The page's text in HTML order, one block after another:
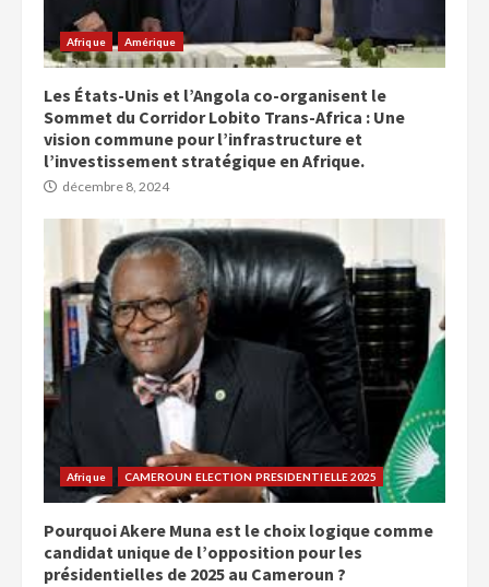
Afrique Amérique
Les États-Unis et l’Angola co-organisent le
Sommet du Corridor Lobito Trans-Africa : Une
vision commune pour l’infrastructure et
l’investissement stratégique en Afrique.
décembre 8, 2024
Afrique CAMEROUN ELECTION PRESIDENTIELLE 2025
Pourquoi Akere Muna est le choix logique comme
candidat unique de l’opposition pour les
présidentielles de 2025 au Cameroun ?